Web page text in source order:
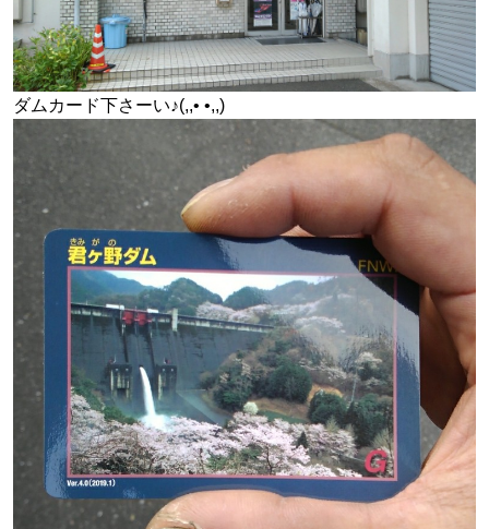
ダムカード下さーい♪(,,• •,,)